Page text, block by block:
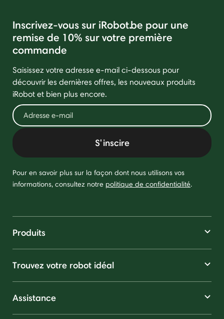
Inscrivez-vous sur iRobot.be pour une
remise de 10% sur votre première
commande
Saisissez votre adresse e-mail ci-dessous pour
découvrir les dernières offres, les nouveaux produits
iRobot et bien plus encore.
S'inscire
Pour en savoir plus sur la façon dont nous utilisons vos
informations, consultez notre politique de confidentialité.
Produits
Trouvez votre robot idéal
Assistance